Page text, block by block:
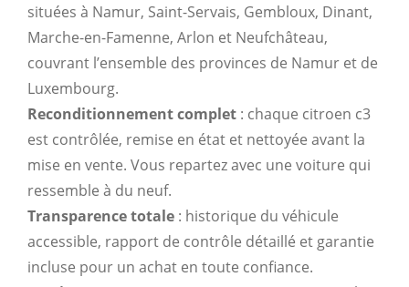
situées à Namur, Saint-Servais, Gembloux, Dinant,
Marche-en-Famenne, Arlon et Neufchâteau,
couvrant l’ensemble des provinces de Namur et de
Luxembourg.
Reconditionnement complet : chaque citroen c3
est contrôlée, remise en état et nettoyée avant la
mise en vente. Vous repartez avec une voiture qui
ressemble à du neuf.
Transparence totale : historique du véhicule
accessible, rapport de contrôle détaillé et garantie
incluse pour un achat en toute confiance.